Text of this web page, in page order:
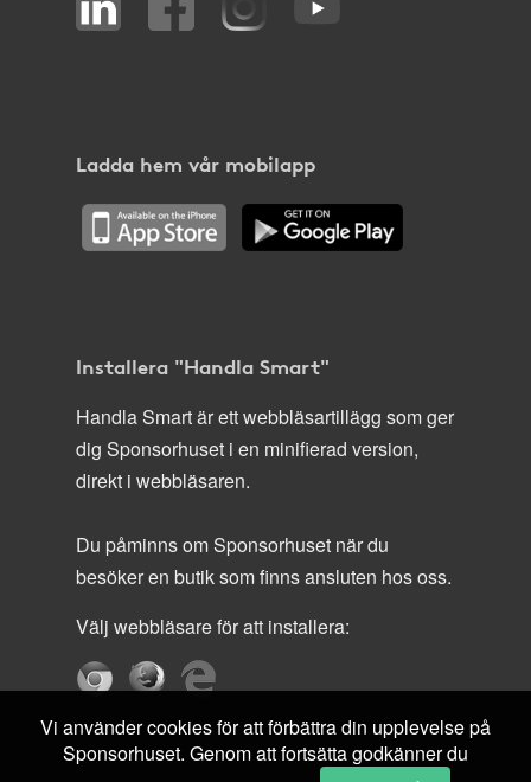
Ladda hem vår mobilapp
Installera "Handla Smart"
Handla Smart är ett webbläsartillägg som ger
dig Sponsorhuset i en minifierad version,
direkt i webbläsaren.
Du påminns om Sponsorhuset när du
besöker en butik som finns ansluten hos oss.
Välj webbläsare för att installera:
Vi använder cookies för att förbättra din upplevelse på
Sponsorhuset. Genom att fortsätta godkänner du